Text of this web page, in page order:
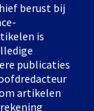
berust bij
is
publicaties
artikelen